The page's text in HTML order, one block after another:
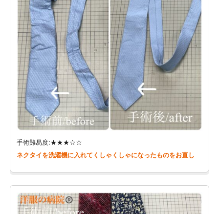
手術難易度:★★★☆☆
ネクタイを洗濯機に入れてくしゃくしゃになったものをお直し